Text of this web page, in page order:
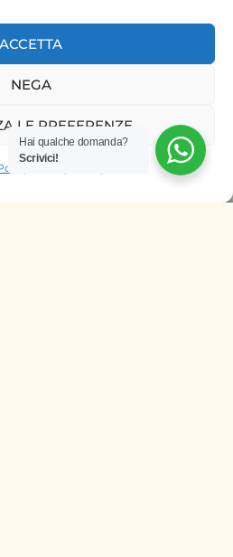
ACCETTA
NEGA
LE PREFERENZE
Hai qualche domanda?
Scrivici!